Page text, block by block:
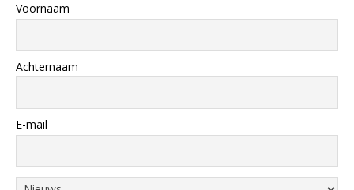
Voornaam
Achternaam
E-mail